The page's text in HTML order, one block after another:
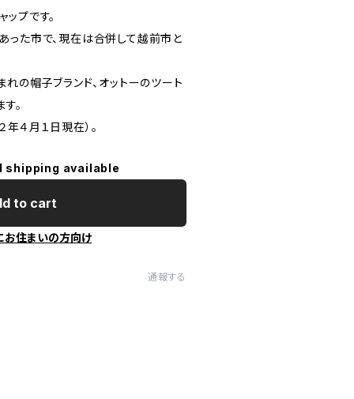
プです。
った市で、現在は合併して越前市と
れの帽子ブランド、オットーのツート
。
４月１日現在）。
shipping available
to cart
お住まいの方向け
通報する